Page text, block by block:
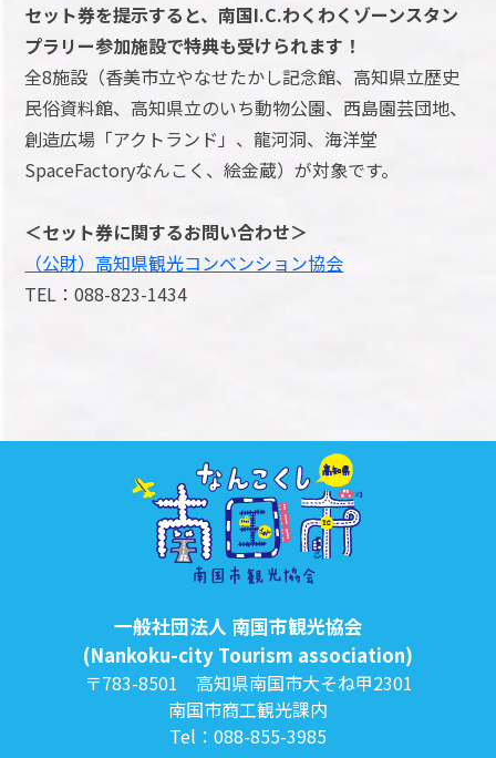
セット券を提示すると、南国I.C.わくわくゾーンスタン
プラリー参加施設で特典も受けられます！
全8施設（香美市立やなせたかし記念館、高知県立歴史
民俗資料館、高知県立のいち動物公園、西島園芸団地、
創造広場「アクトランド」、龍河洞、海洋堂
SpaceFactoryなんこく、絵金蔵）が対象です。
＜セット券に関するお問い合わせ＞
（公財）高知県観光コンベンション協会
TEL：088-823-1434
一般社団法人 南国市観光協会
(Nankoku-city Tourism association)
〒783-8501 高知県南国市大そね甲2301
南国市商工観光課内
Tel：088-855-3985